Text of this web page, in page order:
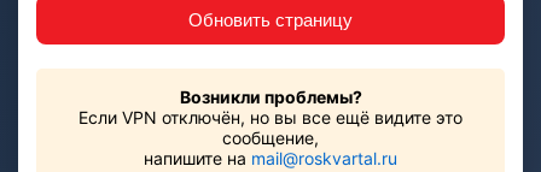
Обновить страницу
Возникли проблемы?
Если VPN отключён, но вы все ещё видите это
сообщение,
напишите на mail@roskvartal.ru